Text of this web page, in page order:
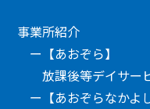
事業所紹介
【あおぞら】
放課後等デイサー
【あおぞらなかよ